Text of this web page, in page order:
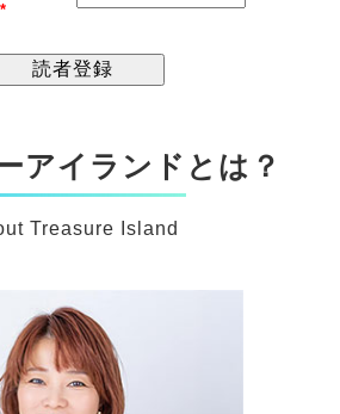
*
アイランドとは？
Treasure Island